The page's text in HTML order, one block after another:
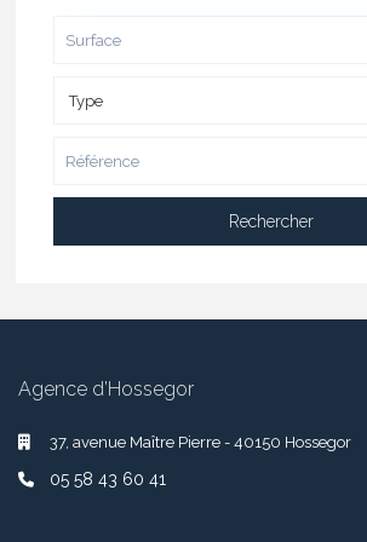
Type
Rechercher
Agence d’Hossegor
37, avenue Maître Pierre - 40150 Hossegor
05 58 43 60 41